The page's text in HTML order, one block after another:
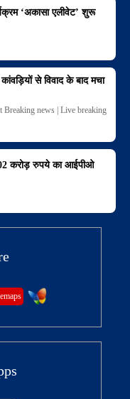
‘अकासा एलीवेट’ शुरू
से विवाद के बाद मचा
news | Live breaking
करोड़ रुपये का आईपीओ